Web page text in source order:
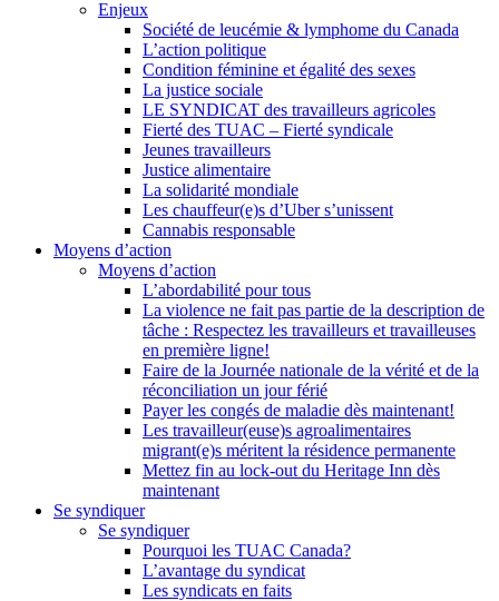
Enjeux
Société de leucémie & lymphome du Canada
L’action politique
Condition féminine et égalité des sexes
La justice sociale
LE SYNDICAT des travailleurs agricoles
Fierté des TUAC – Fierté syndicale
Jeunes travailleurs
Justice alimentaire
La solidarité mondiale
Les chauffeur(e)s d’Uber s’unissent
Cannabis responsable
Moyens d’action
Moyens d’action
L’abordabilité pour tous
La violence ne fait pas partie de la description de
tâche : Respectez les travailleurs et travailleuses
en première ligne!
Faire de la Journée nationale de la vérité et de la
réconciliation un jour férié
Payer les congés de maladie dès maintenant!
Les travailleur(euse)s agroalimentaires
migrant(e)s méritent la résidence permanente
Mettez fin au lock-out du Heritage Inn dès
maintenant
Se syndiquer
Se syndiquer
Pourquoi les TUAC Canada?
L’avantage du syndicat
Les syndicats en faits